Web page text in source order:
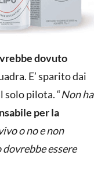
dovuto
E’ sparito dai
solo pilota. “Non ha
per la
o no e non
essere